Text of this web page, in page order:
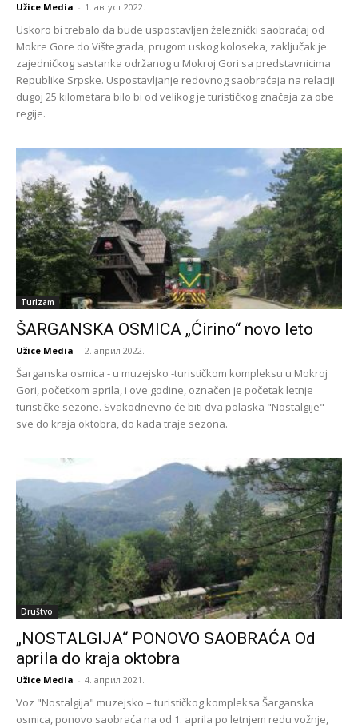
Užice Media - 1. август 2022.
Uskoro bi trebalo da bude uspostavljen železnički saobraćaj od
Mokre Gore do Vištegrada, prugom uskog koloseka, zaključak je
zajedničkog sastanka održanog u Mokroj Gori sa predstavnicima
Republike Srpske. Uspostavljanje redovnog saobraćaja na relaciji
dugoj 25 kilometara bilo bi od velikog je turističkog značaja za obe
regije.
Turizam
ŠARGANSKA OSMICA „Ćirino“ novo leto
Užice Media - 2. април 2022.
Šarganska osmica - u muzejsko -turističkom kompleksu u Mokroj
Gori, početkom aprila, i ove godine, označen je početak letnje
turističke sezone. Svakodnevno će biti dva polaska "Nostalgije"
sve do kraja oktobra, do kada traje sezona.
Društvo
„NOSTALGIJA“ PONOVO SAOBRAĆA Od
aprila do kraja oktobra
Užice Media - 4. април 2021.
Voz "Nostalgija" muzejsko – turističkog kompleksa Šarganska
osmica, ponovo saobraća na od 1. aprila po letnjem redu vožnje,